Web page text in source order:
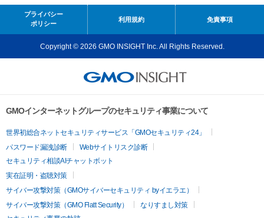
プライバシー
ポリシー
利用規約 免責事項
Copyright © 2026 GMO INSIGHT Inc. All Rights Reserved.
GMOインターネットグループのセキュリティ事業について
世界初総合ネットセキュリティサービス「GMOセキュリティ24」
パスワード漏洩診断
Webサイトリスク診断
セキュリティ相談AIチャットボット
実在証明・盗聴対策
サイバー攻撃対策（GMOサイバーセキュリティ byイエラエ）
サイバー攻撃対策（GMO Flatt Security）
なりすまし対策